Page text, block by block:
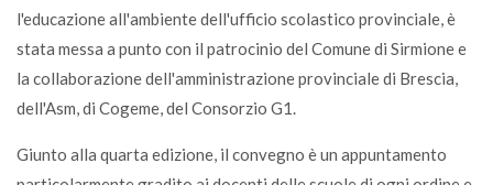
l'educazione all'ambiente dell'ufficio scolastico provinciale, è
stata messa a punto con il patrocinio del Comune di Sirmione e
la collaborazione dell'amministrazione provinciale di Brescia,
dell'Asm, di Cogeme, del Consorzio G1.
Giunto alla quarta edizione, il convegno è un appuntamento